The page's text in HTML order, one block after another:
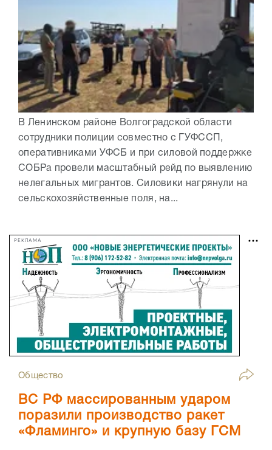
В Ленинском районе Волгоградской области
сотрудники полиции совместно с ГУФССП,
оперативниками УФСБ и при силовой поддержке
СОБРа провели масштабный рейд по выявлению
нелегальных мигрантов. Силовики нагрянули на
сельскохозяйственные поля, на...
РЕКЛАМА
Общество
ВС РФ массированным ударом
поразили производство ракет
«Фламинго» и крупную базу ГСМ